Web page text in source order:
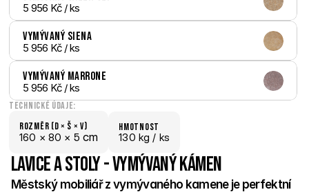
5 956 Kč / ks
Vymývaný Siena
5 956 Kč / ks
Vymývaný Marrone
5 956 Kč / ks
Technické údaje:
Rozměr (D × š × V)
160 × 80 × 5 cm
hmotnost
130 kg / ks
Lavice a stoly - Vymývaný kámen
Městský mobiliář z vymývaného kamene je perfektní